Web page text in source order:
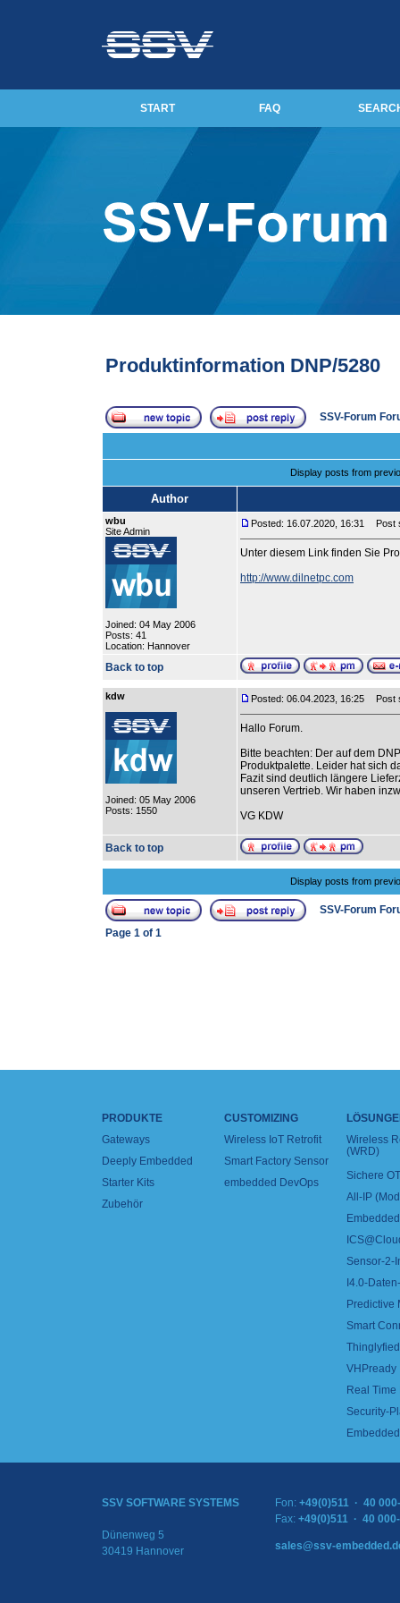
START FAQ
Produktinformation DNP/5280
SSV-Forum
Display posts from
Author
wbu
Site Admin
Joined: 04 May 2006
Posts: 41
Location: Hannover
Posted: 16.07.2020, 16:31 Post
Unter diesem Link finden Sie
http://www.dilnetpc.com
Back to top
kdw
Joined: 05 May 2006
Posts: 1550
Posted: 06.04.2023, 16:25 Post
Hallo Forum.
Bitte beachten: Der auf dem
Produktpalette. Leider hat sich
Fazit sind deutlich längere
unseren Vertrieb. Wir haben
VG KDW
Back to top
Display posts from
SSV-Forum
Page 1 of 1
PRODUKTE
Gateways
Deeply Embedded
Starter Kits
Zubehör
CUSTOMIZING
Wireless IoT Retrofit
Smart Factory Sensor
embedded DevOps
Wireless
(WRD)
Sichere
All-IP
Sensor-2-
I4.0-
Predictive
Smart
VHPready
Real
Security-
SSV SOFTWARE SYSTEMS
Dünenweg 5
30419 Hannover
Fon: +49(0)511 · 40
Fax: +49(0)511 · 40
sales@ssv-